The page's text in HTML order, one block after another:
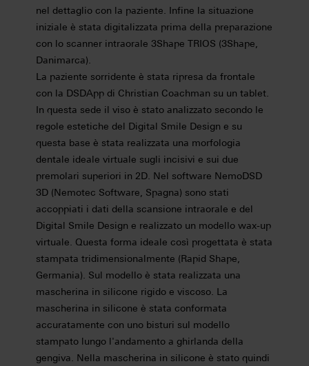
nel dettaglio con la paziente. Infine la situazione
iniziale è stata digitalizzata prima della preparazione
con lo scanner intraorale 3Shape TRIOS (3Shape,
Danimarca).
La paziente sorridente è stata ripresa da frontale
con la DSDApp di Christian Coachman su un tablet.
In questa sede il viso è stato analizzato secondo le
regole estetiche del Digital Smile Design e su
questa base è stata realizzata una morfologia
dentale ideale virtuale sugli incisivi e sui due
premolari superiori in 2D. Nel software NemoDSD
3D (Nemotec Software, Spagna) sono stati
accoppiati i dati della scansione intraorale e del
Digital Smile Design e realizzato un modello wax-up
virtuale. Questa forma ideale così progettata è stata
stampata tridimensionalmente (Rapid Shape,
Germania). Sul modello è stata realizzata una
mascherina in silicone rigido e viscoso. La
mascherina in silicone è stata conformata
accuratamente con uno bisturi sul modello
stampato lungo l'andamento a ghirlanda della
gengiva. Nella mascherina in silicone è stato quindi